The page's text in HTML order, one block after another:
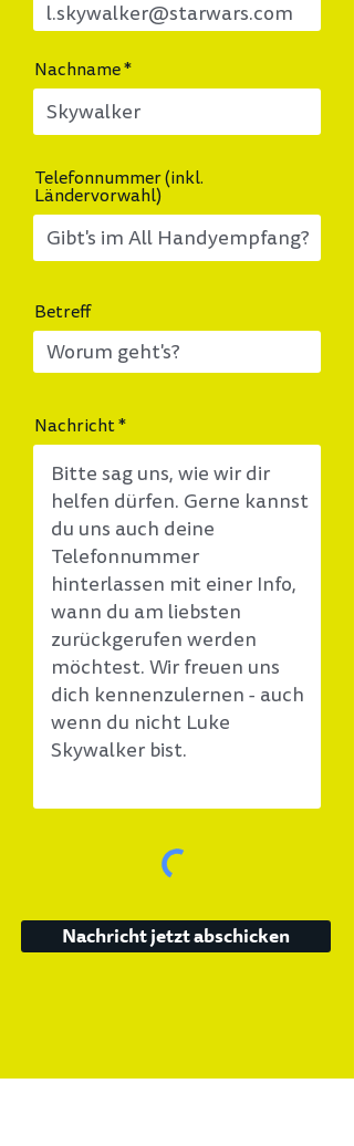
Nachname
Telefonnummer (inkl.
Ländervorwahl)
Betreff
Nachricht
Nachricht jetzt abschicken